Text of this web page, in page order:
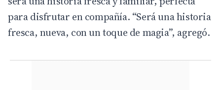
para disfrutar en compañía. “Será una historia
fresca, nueva, con un toque de magia”, agregó.